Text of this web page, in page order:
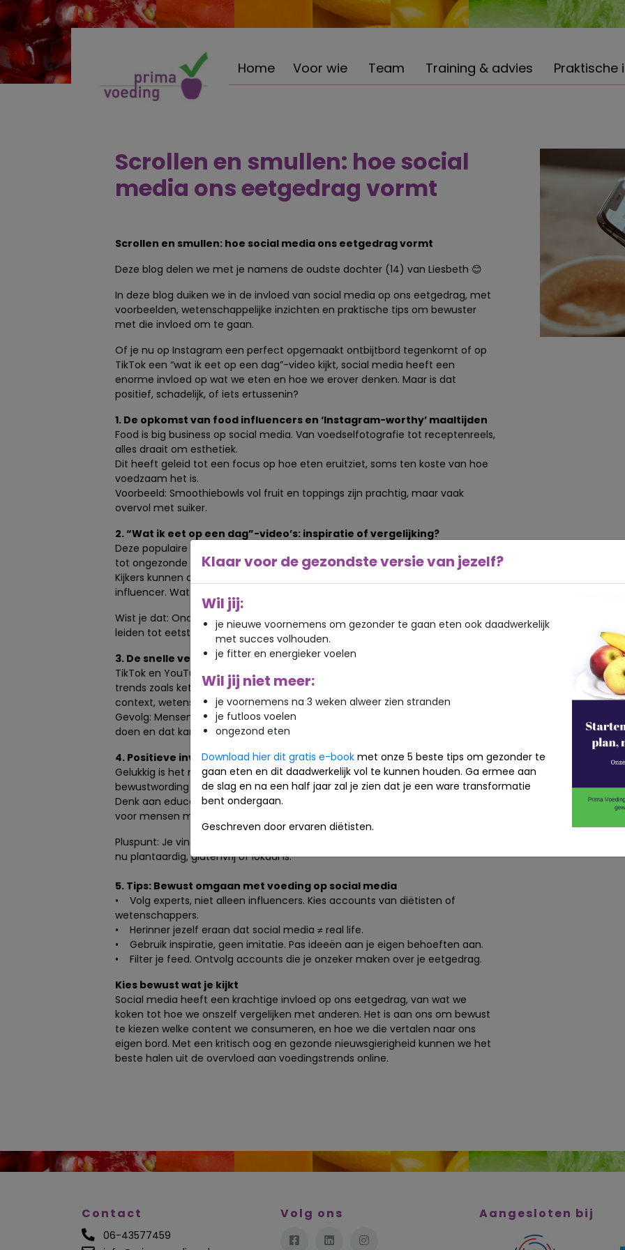
Home Voor wie Team Training & advies Praktische
Scrollen en smullen: hoe social
media ons eetgedrag vormt
Scrollen en smullen: hoe social media ons eetgedrag vormt
Deze blog delen we met je namens de oudste dochter (14) van Liesbeth 😊
In deze blog duiken we in de invloed van social media op ons eetgedrag, met
voorbeelden, wetenschappelijke inzichten en praktische tips om bewuster
met die invloed om te gaan.
Of je nu op Instagram een perfect opgemaakt ontbijtbord tegenkomt of op
TikTok een “wat ik eet op een dag”-video kijkt, social media heeft een
enorme invloed op wat we eten en hoe we erover denken. Maar is dat
positief, schadelijk, of iets ertussenin?
1. De opkomst van food influencers en ‘Instagram-worthy’ maaltijden
Food is big business op social media. Van voedselfotografie tot receptenreels,
alles draait om esthetiek.
Dit heeft geleid tot een focus op hoe eten eruitziet, soms ten koste van hoe
voedzaam het is.
Voorbeeld: Smoothiebowls vol fruit en toppings zijn prachtig, maar vaak
overvol met suiker.
2. “Wat ik eet op een dag”-video’s: inspiratie of vergelijking?
Deze populaire video’s zijn bedoeld als inspiratie, maar ze kunnen ook leiden
tot ongezonde vergelijkingen.
Kijkers kunnen onbewust het idee krijgen dat ze moeten eten zoals de
influencer. Wat niet persee bij hun lichaam of levensstijl past.
Wist je dat: Onderzoek laat zien dat sociale vergelijking op dit gebied kan
leiden tot eetstoornissen of onzekerheid over voeding.
3. De snelle verspreiding van dieettrends
TikTok en YouTube hebben bijgedragen aan de razendsnelle verspreiding van
trends zoals keto, sapkuren of ‘proffee’ (proteïne + koffie). Vaak zonder
context, wetenschappelijke onderbouwing of uitleg over risico’s.
Gevolg: Mensen experimenteren met voeding zonder goed te weten wat ze
doen en dat kan ongezond zijn.
4. Positieve invloeden: bewustwording en community
Gelukkig is het niet alleen negatief. Social media kan ook leiden tot meer
bewustwording over voeding.
Denk aan educatieve content van diëtisten, vegan challenges of recepten
voor mensen met allergieën.
Pluspunt: Je vindt makkelijk een community die aansluit bij jouw eetstijl of dat
nu plantaardig, glutenvrij of lokaal is.
5. Tips: Bewust omgaan met voeding op social media
• Volg experts, niet alleen influencers. Kies accounts van diëtisten of
wetenschappers.
• Herinner jezelf eraan dat social media ≠ real life.
• Gebruik inspiratie, geen imitatie. Pas ideeën aan je eigen behoeften aan.
• Filter je feed. Ontvolg accounts die je onzeker maken over je eetgedrag.
Kies bewust wat je kijkt
Social media heeft een krachtige invloed op ons eetgedrag, van wat we
koken tot hoe we onszelf vergelijken met anderen. Het is aan ons om bewust
te kiezen welke content we consumeren, en hoe we die vertalen naar ons
eigen bord. Met een kritisch oog en gezonde nieuwsgierigheid kunnen we het
beste halen uit de overvloed aan voedingstrends online.
Contact
06-43577459
Volg ons Aangesloten bij
Klaar voor de gezondste versie van jezelf?
Wil jij:
je nieuwe voornemens om gezonder te gaan eten ook daadwerkelijk
met succes volhouden.
je fitter en energieker voelen
Wil jij niet meer:
je voornemens na 3 weken alweer zien stranden
je futloos voelen
ongezond eten
Download hier dit gratis e-book met onze 5 beste tips om gezonder te
gaan eten en dit daadwerkelijk vol te kunnen houden. Ga ermee aan
de slag en na een half jaar zal je zien dat je een ware transformatie
bent ondergaan.
Geschreven door ervaren diëtisten.